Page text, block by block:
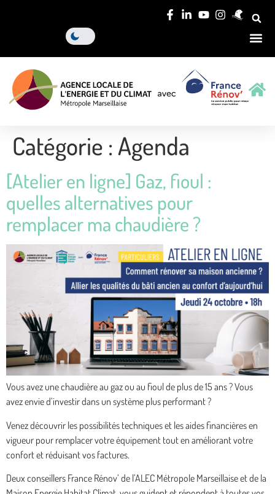
Catégorie :Agenda
[Atelier en ligne] Gaz, fioul :
quelles alternatives pour
remplacer ma chaudière ?
Vous avez une chaudière au gaz ou au fioul de plus de 15 ans ? Vous
avez envie d’investir dans un système plus performant ?
Venez découvrir les possibilités techniques et les aides financières en
vigueur pour remplacer votre équipement tout en améliorant votre
confort et réduisant vos factures.
Deux conseillers France Rénov’ de l’ALEC Métropole Marseillaise et de la